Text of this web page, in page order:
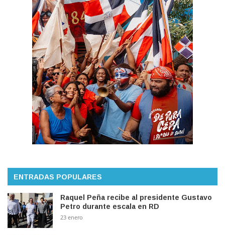
ENTRADAS POPULARES
Raquel Peña recibe al presidente Gustavo
Petro durante escala en RD
23 enero